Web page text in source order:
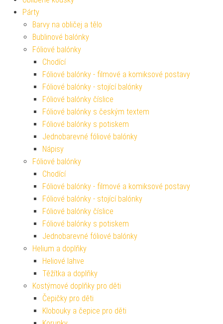
Párty
Barvy na obličej a tělo
Bublinové balónky
Fóliové balónky
Chodící
Fóliové balónky - filmové a komiksové postavy
Fóliové balónky - stojící balónky
Fóliové balónky číslice
Fóliové balónky s českým textem
Fóliové balónky s potiskem
Jednobarevné fóliové balónky
Nápisy
Fóliové balónky
Chodící
Fóliové balónky - filmové a komiksové postavy
Fóliové balónky - stojící balónky
Fóliové balónky číslice
Fóliové balónky s potiskem
Jednobarevné fóliové balónky
Helium a doplňky
Heliové lahve
Těžítka a doplňky
Kostýmové doplňky pro děti
Čepičky pro děti
Klobouky a čepice pro děti